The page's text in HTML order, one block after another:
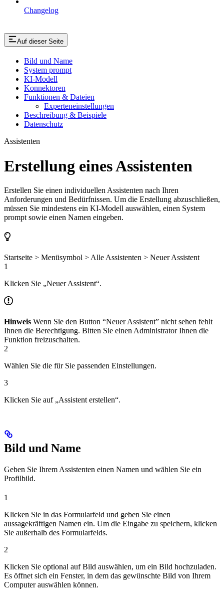
Changelog
Auf dieser Seite
Bild und Name
System prompt
KI-Modell
Konnektoren
Funktionen & Dateien
Experteneinstellungen
Beschreibung & Beispiele
Datenschutz
Assistenten
Erstellung eines Assistenten
Erstellen Sie einen individuellen Assistenten nach Ihren
Anforderungen und Bedürfnissen. Um die Erstellung abzuschließen,
müssen Sie mindestens ein KI-Modell auswählen, einen System
prompt sowie einen Namen eingeben.
Startseite > Menüsymbol > Alle Assistenten > Neuer Assistent
1
Klicken Sie „Neuer Assistent“.
Hinweis Wenn Sie den Button “Neuer Assistent” nicht sehen fehlt
Ihnen die Berechtigung. Bitten Sie einen Administrator Ihnen die
Funktion freizuschalten.
2
Wählen Sie die für Sie passenden Einstellungen.
3
Klicken Sie auf „Assistent erstellen“.
Bild und Name
Geben Sie Ihrem Assistenten einen Namen und wählen Sie ein
Profilbild.
1
Klicken Sie in das Formularfeld und geben Sie einen
aussagekräftigen Namen ein. Um die Eingabe zu speichern, klicken
Sie außerhalb des Formularfelds.
2
Klicken Sie optional auf Bild auswählen, um ein Bild hochzuladen.
Es öffnet sich ein Fenster, in dem das gewünschte Bild von Ihrem
Computer auswählen können.